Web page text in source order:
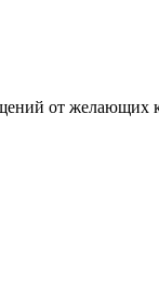
от